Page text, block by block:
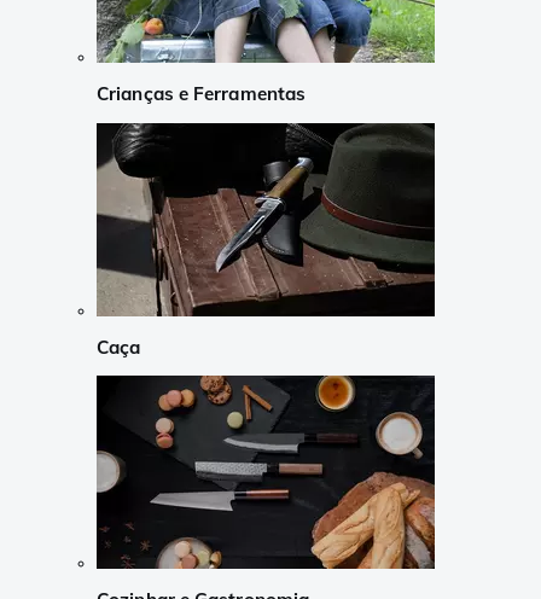
Crianças e Ferramentas
Caça